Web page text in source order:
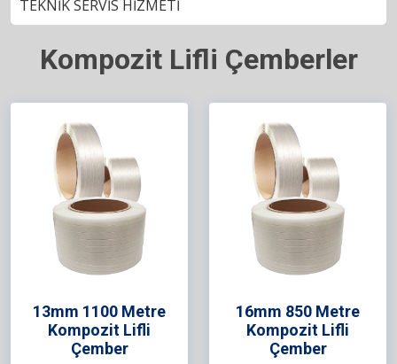
TEKNİK SERVİS HİZMETİ
Kompozit Lifli Çemberler
13mm 1100 Metre
Kompozit Lifli
Çember
16mm 850 Metre
Kompozit Lifli
Çember